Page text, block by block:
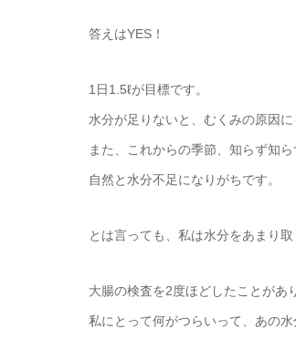
答えはYES！
1日1.5ℓが目標です。
水分が足りないと、むくみの原因に
また、これからの季節、知らず知
自然と水分不足になりがちです。
とは言っても、私は水分をあまり取
大腸の検査を2度ほどしたことがあ
私にとって何がつらいって、あの水